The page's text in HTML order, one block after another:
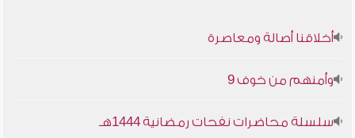
أخلاقنا أصالة ومعاصرة
وأمنهم من خوف 9
سلسلة محاضرات نفحات رمضانية 1444هـ